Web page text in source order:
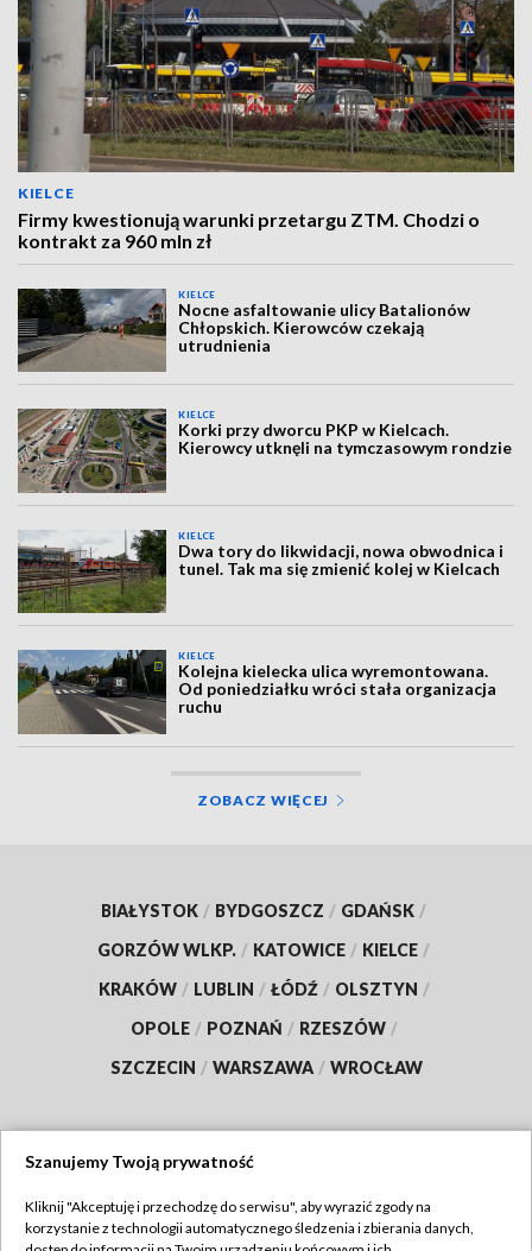
KIELCE
Firmy kwestionują warunki przetargu ZTM. Chodzi o
kontrakt za 960 mln zł
KIELCE
Nocne asfaltowanie ulicy Batalionów
Chłopskich. Kierowców czekają
utrudnienia
KIELCE
Korki przy dworcu PKP w Kielcach.
Kierowcy utknęli na tymczasowym rondzie
KIELCE
Dwa tory do likwidacji, nowa obwodnica i
tunel. Tak ma się zmienić kolej w Kielcach
KIELCE
Kolejna kielecka ulica wyremontowana.
Od poniedziałku wróci stała organizacja
ruchu
ZOBACZ WIĘCEJ
BIAŁYSTOK / BYDGOSZCZ / GDAŃSK /
GORZÓW WLKP. / KATOWICE / KIELCE /
KRAKÓW / LUBLIN / ŁÓDŹ / OLSZTYN /
OPOLE / POZNAŃ / RZESZÓW /
SZCZECIN / WARSZAWA / WROCŁAW
TVP
Szanujemy Twoją prywatność
Kliknij "Akceptuję i przechodzę do serwisu", aby wyrazić zgody na
korzystanie z technologii automatycznego śledzenia i zbierania danych,